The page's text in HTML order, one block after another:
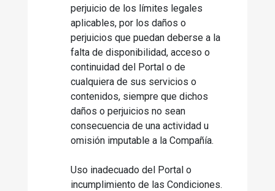
perjuicio de los límites legales
aplicables, por los daños o
perjuicios que puedan deberse a la
falta de disponibilidad, acceso o
continuidad del Portal o de
cualquiera de sus servicios o
contenidos, siempre que dichos
daños o perjuicios no sean
consecuencia de una actividad u
omisión imputable a la Compañía.
Uso inadecuado del Portal o
incumplimiento de las Condiciones.